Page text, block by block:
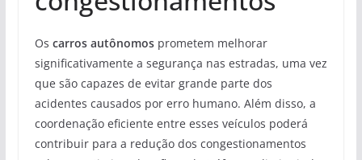
Os carros autônomosprometem melhorar
significativamente a segurança nas estradas, uma vez
que são capazes de evitar grande parte dos
acidentes causados por erro humano. Além disso, a
coordenação eficiente entre esses veículos poderá
contribuir para a redução dos congestionamentos